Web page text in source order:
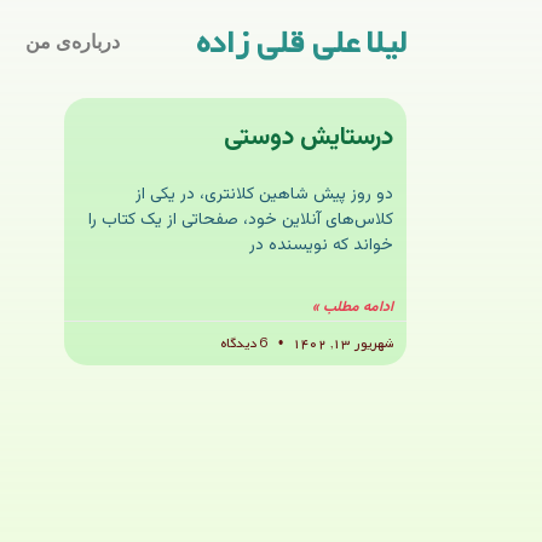
لیلا علی قلی زاده درباره‌ی من
درستایش دوستی
دو روز پیش شاهین کلانتری، در یکی از
کلاس‌های آنلاین خود، صفحاتی از یک کتاب را
خواند که نویسنده در
ادامه مطلب »
شهریور ۱۳, ۱۴۰۲